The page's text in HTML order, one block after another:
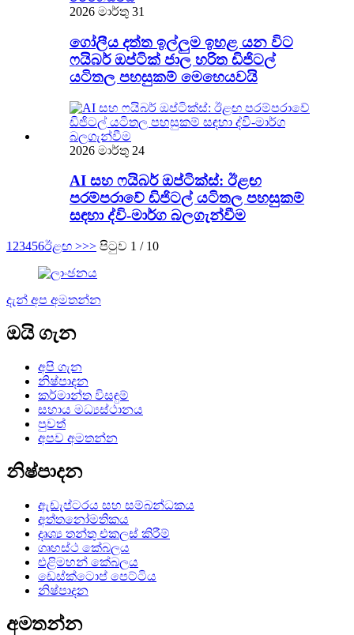
2026 මාර්තු 31
ගෝලීය දත්ත ඉල්ලුම ඉහළ යන විට
ෆයිබර් ඔප්ටික් ජාල හරිත ඩිජිටල්
යටිතල පහසුකම් මෙහෙයවයි
2026 මාර්තු 24
AI සහ ෆයිබර් ඔප්ටික්ස්: ඊළඟ
පරම්පරාවේ ඩිජිටල් යටිතල පහසුකම්
සඳහා ද්වි-මාර්ග බලගැන්වීම
1 23456ඊළඟ >>> පිටුව 1 / 10
දැන් අප අමතන්න
ඔයි ගැන
අපි ගැන
නිෂ්පාදන
කර්මාන්ත විසඳුම්
සහාය මධ්‍යස්ථානය
පුවත්
අපව අමතන්න
නිෂ්පාදන
ඇඩැප්ටරය සහ සම්බන්ධකය
අත්තනෝමතිකය
දෘශ්‍ය තන්තු එකලස් කිරීම්
ගෘහස්ථ කේබලය
එළිමහන් කේබලය
ඩෙස්ක්ටොප් පෙට්ටිය
නිෂ්පාදන
අමතන්න